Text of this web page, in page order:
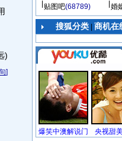
)
]
贴图吧(68789) 婚
搜狐分类| 商机在